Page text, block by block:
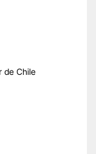
de Chile